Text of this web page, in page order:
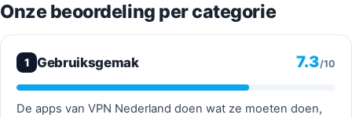
Onze beoordeling per categorie
1 Gebruiksgemak 7.3/10
De apps van VPN Nederland doen wat ze moeten doen,